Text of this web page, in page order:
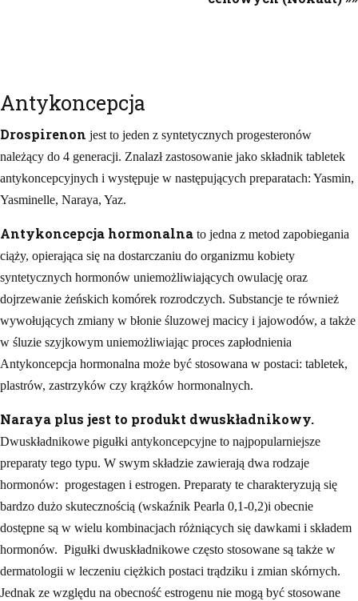
Antykoncepcja
Drospirenon jest to jeden z syntetycznych progesteronów
należący do 4 generacji. Znalazł zastosowanie jako składnik tabletek
antykoncepcyjnych i występuje w następujących preparatach: Yasmin,
Yasminelle, Naraya, Yaz.
Antykoncepcja hormonalna to jedna z metod zapobiegania
ciąży, opierająca się na dostarczaniu do organizmu kobiety
syntetycznych hormonów uniemożliwiających owulację oraz
dojrzewanie żeńskich komórek rozrodczych. Substancje te również
wywołujących zmiany w błonie śluzowej macicy i jajowodów, a także
w śluzie szyjkowym uniemożliwiając proces zapłodnienia
Antykoncepcja hormonalna może być stosowana w postaci: tabletek,
plastrów, zastrzyków czy krążków hormonalnych.
Naraya plus jest to produkt dwuskładnikowy.
Dwuskładnikowe pigułki antykoncepcyjne to najpopularniejsze
preparaty tego typu. W swym składzie zawierają dwa rodzaje
hormonów: progestagen i estrogen. Preparaty te charakteryzują się
bardzo dużo skutecznością (wskaźnik Pearla 0,1-0,2)i obecnie
dostępne są w wielu kombinacjach różniących się dawkami i składem
hormonów. Pigułki dwuskładnikowe często stosowane są także w
dermatologii w leczeniu ciężkich postaci trądziku i zmian skórnych.
Jednak ze względu na obecność estrogenu nie mogą być stosowane